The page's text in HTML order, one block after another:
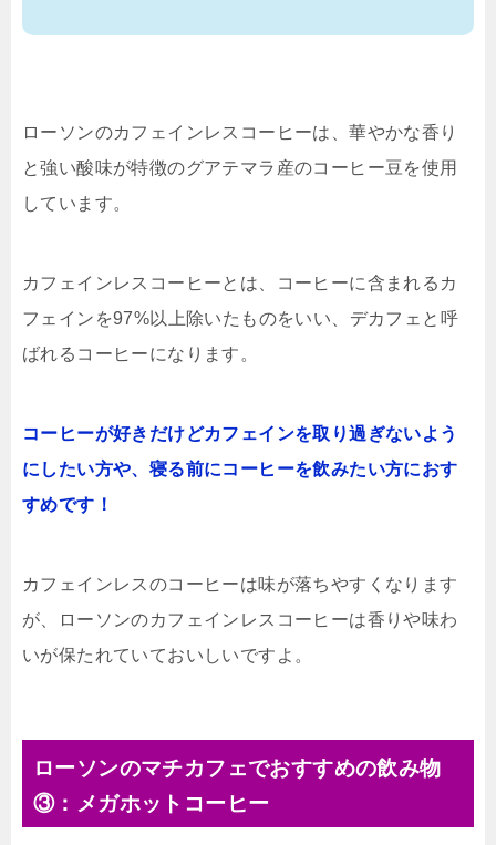
ローソンのカフェインレスコーヒーは、華やかな香り
と強い酸味が特徴のグアテマラ産のコーヒー豆を使用
しています。
カフェインレスコーヒーとは、コーヒーに含まれるカ
フェインを97%以上除いたものをいい、デカフェと呼
ばれるコーヒーになります。
コーヒーが好きだけどカフェインを取り過ぎないよう
にしたい方や、寝る前にコーヒーを飲みたい方におす
すめです！
カフェインレスのコーヒーは味が落ちやすくなります
が、ローソンのカフェインレスコーヒーは香りや味わ
いが保たれていておいしいですよ。
ローソンのマチカフェでおすすめの飲み物
③：メガホットコーヒー